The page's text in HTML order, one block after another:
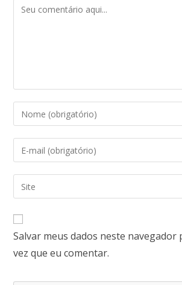
Salvar meus dados neste navegador
vez que eu comentar.